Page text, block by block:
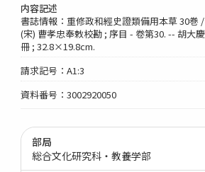
内容記述
書誌情報：重修政和經史證類備用本草 30巻
(宋) 曹孝忠奉敕校勘 ; 序目 - 卷第30. -- 胡大
冊 ; 32.8×19.8cm.
請求記号：A1:3
資料番号：3002920050
部局
総合文化研究科・教養学部